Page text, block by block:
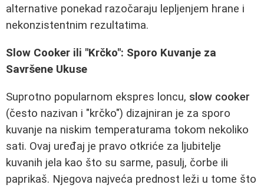
alternative ponekad razočaraju lepljenjem hrane i
nekonzistentnim rezultatima.
Slow Cooker ili "Krčko": Sporo Kuvanje za
Savršene Ukuse
Suprotno popularnom ekspres loncu, slow cooker
(često nazivan i "krčko") dizajniran je za sporo
kuvanje na niskim temperaturama tokom nekoliko
sati. Ovaj uređaj je pravo otkriće za ljubitelje
kuvanih jela kao što su sarme, pasulj, čorbe ili
paprikaš. Njegova najveća prednost leži u tome što